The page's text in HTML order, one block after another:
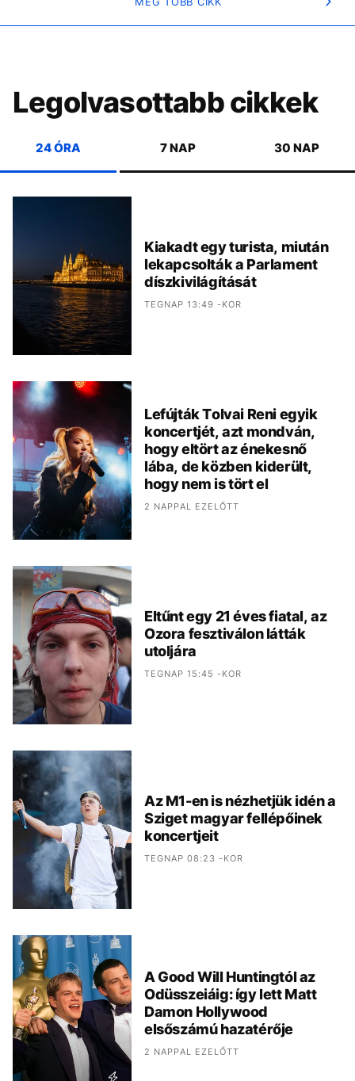
Legolvasottabb cikkek
24 ÓRA 7 NAP 30 NAP
Kiakadt egy turista, miután
lekapcsolták a Parlament
díszkivilágítását
TEGNAP 13:49 -KOR
Lefújták Tolvai Reni egyik
koncertjét, azt mondván,
hogy eltört az énekesnő
lába, de közben kiderült,
hogy nem is tört el
2 NAPPAL EZELŐTT
Eltűnt egy 21 éves fiatal, az
Ozora fesztiválon látták
utoljára
TEGNAP 15:45 -KOR
Az M1-en is nézhetjük idén a
Sziget magyar fellépőinek
koncertjeit
TEGNAP 08:23 -KOR
A Good Will Huntingtól az
Odüsszeiáig: így lett Matt
Damon Hollywood
elsőszámú hazatérője
2 NAPPAL EZELŐTT